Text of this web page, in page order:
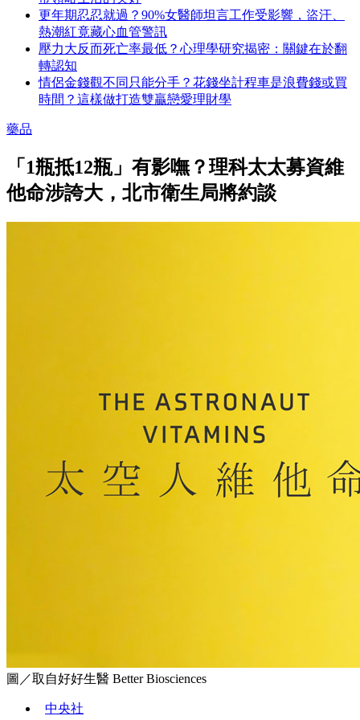
更年期忍忍就過？90%女醫師坦言工作受影響，盜汗、
熱潮紅竟藏心血管警訊
壓力大反而死亡率最低？心理學研究揭密：關鍵在於翻
轉認知
情侶金錢觀不同只能分手？花錢坐計程車是浪費錢或買
時間？這樣做打造雙贏戀愛理財學
藥品
「1瓶抵12瓶」有影嘸？理科太太募資維
他命涉誇大，北市衛生局將約談
圖／取自好好生醫 Better Biosciences
中央社